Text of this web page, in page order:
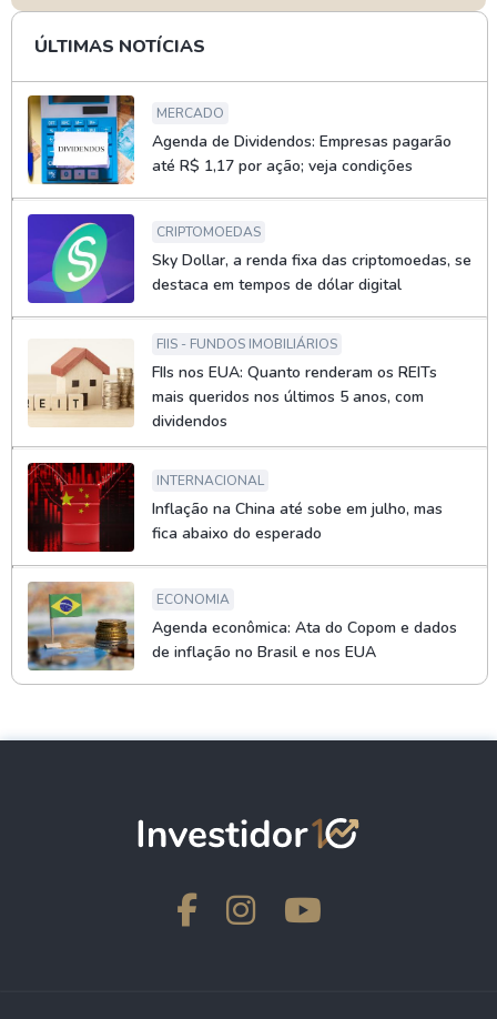
ÚLTIMAS NOTÍCIAS
MERCADO
Agenda de Dividendos: Empresas pagarão
até R$ 1,17 por ação; veja condições
CRIPTOMOEDAS
Sky Dollar, a renda fixa das criptomoedas, se
destaca em tempos de dólar digital
FIIS - FUNDOS IMOBILIÁRIOS
FIIs nos EUA: Quanto renderam os REITs
mais queridos nos últimos 5 anos, com
dividendos
INTERNACIONAL
Inflação na China até sobe em julho, mas
fica abaixo do esperado
ECONOMIA
Agenda econômica: Ata do Copom e dados
de inflação no Brasil e nos EUA